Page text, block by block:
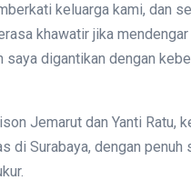
keluarga kami, dan
khawatir jika
digantikan dengan
Jemarut dan Yanti Ratu,
di Surabaya, dengan penuh